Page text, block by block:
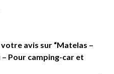
avis sur “Matelas –
Pour camping-car et